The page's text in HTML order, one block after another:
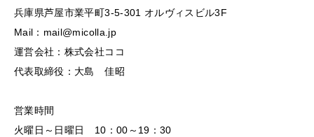
兵庫県芦屋市業平町3-5-301 オルヴィスビル3F
Mail：mail@micolla.jp
運営会社：株式会社ココ
代表取締役：大島 佳昭
営業時間
火曜日～日曜日 10：00～19：30